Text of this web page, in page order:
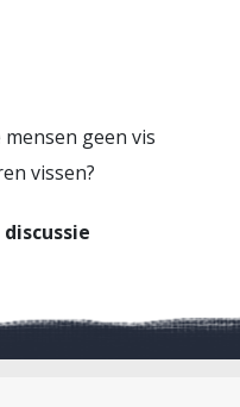
geen vis
vissen?